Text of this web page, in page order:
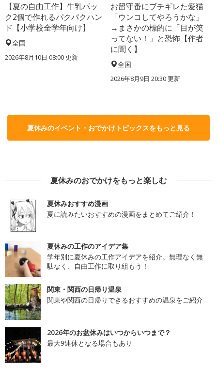
【夏の自由工作】牛乳パッ
ク2個で作れるパクパクハン
ド【小学校全学年向け】
全国
2026年8月10日 08:00更新
お留守番にブチギレた愛猫
「ウンコしてやろうかな」
→まさかの標的に「目が笑
ってない！」と恐怖【作者
に聞く】
全国
2026年8月9日 20:30更新
夏休みのイベント・おでかけトピックスをもっと見る
夏休みのおでかけをもっと楽しむ
夏休みおすすめ漫画
夏に読みたいおすすめの漫画をまとめてご紹介！
夏休みの工作のアイデア集
学年別に夏休みの工作アイデアを紹介。無理なく無
駄なく、自由工作に取り組もう！
関東・関西の日帰り温泉
関東や関西の日帰りできるおすすめの温泉をご紹介
2026年のお盆休みはいつからいつまで？
最大9連休となる場合もあり